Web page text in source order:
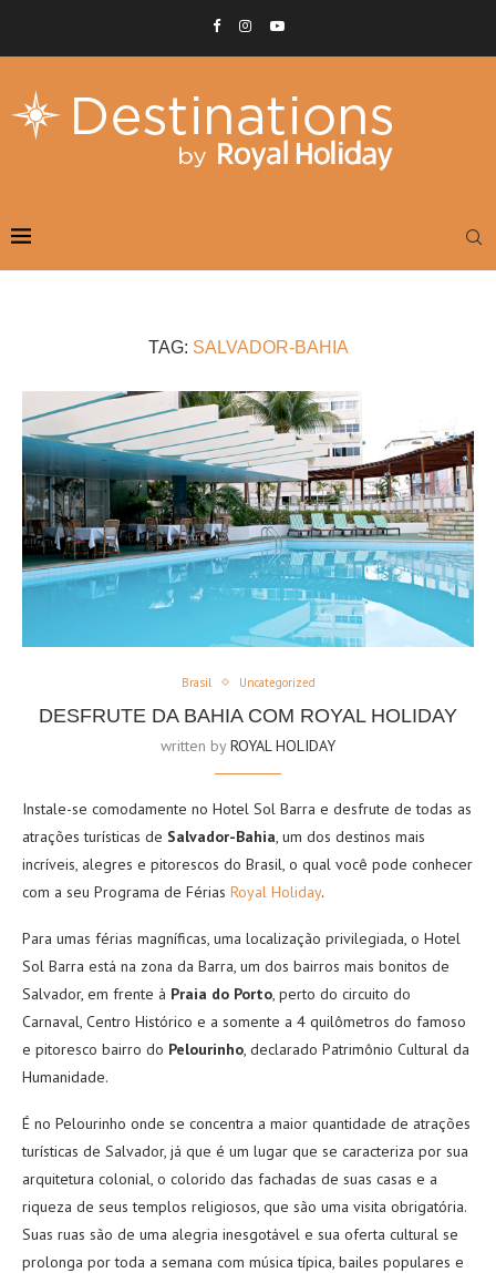
TAG: SALVADOR-BAHIA
Brasil Uncategorized
DESFRUTE DA BAHIA COM ROYAL HOLIDAY
written byROYAL HOLIDAY
Instale-se comodamente no Hotel Sol Barra e desfrute de todas as
atrações turísticas de Salvador-Bahia , um dos destinos mais
incríveis, alegres e pitorescos do Brasil, o qual você pode conhecer
com a seu Programa de Férias Royal Holiday.
Para umas férias magníficas, uma localização privilegiada, o Hotel
Sol Barra está na zona da Barra, um dos bairros mais bonitos de
Salvador, em frente à Praia do Porto , perto do circuito do
Carnaval, Centro Histórico e a somente a 4 quilômetros do famoso
e pitoresco bairro do Pelourinho , declarado Patrimônio Cultural da
Humanidade.
É no Pelourinho onde se concentra a maior quantidade de atrações
turísticas de Salvador, já que é um lugar que se caracteriza por sua
arquitetura colonial, o colorido das fachadas de suas casas e a
riqueza de seus templos religiosos, que são uma visita obrigatória.
Suas ruas são de uma alegria inesgotável e sua oferta cultural se
prolonga por toda a semana com música típica, bailes populares e